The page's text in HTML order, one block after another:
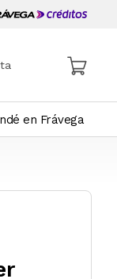
en Frávega